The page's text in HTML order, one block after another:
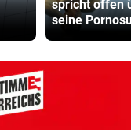
spricht offen
seine